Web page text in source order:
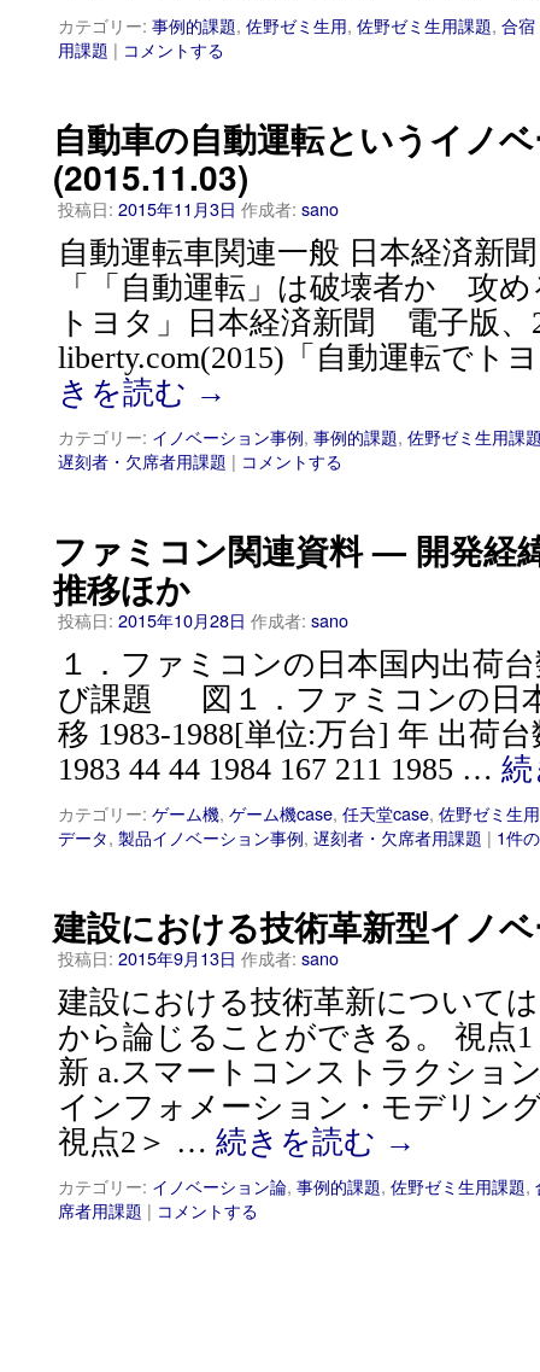
カテゴリー: 事例的課題, 佐野ゼミ生用, 佐野ゼミ生用課題, 合宿
用課題 | コメントする
自動車の自動運転というイノ
(2015.11.03)
投稿日: 2015年11月3日 作成者: sano
自動運転車関連一般 日本経済新
「「自動運転」は破壊者か 攻
トヨタ」日本経済新聞 電子版、
liberty.com(2015)「自動運転で
きを読む →
カテゴリー: イノベーション事例, 事例的課題, 佐野ゼミ生用課
遅刻者・欠席者用課題 | コメントする
ファミコン関連資料 — 開発経
推移ほか
投稿日: 2015年10月28日 作成者: sano
１．ファミコンの日本国内出荷
び課題 図１．ファミコンの日
移 1983-1988[単位:万台] 年 出荷
1983 44 44 1984 167 211 1985 …
カテゴリー: ゲーム機, ゲーム機case, 任天堂case, 佐野ゼミ生
データ, 製品イノベーション事例, 遅刻者・欠席者用課題 | 1件
建設における技術革新型イノ
投稿日: 2015年9月13日 作成者: sano
建設における技術革新について
から論じることができる。 視点
新 a.スマートコンストラクショ
インフォメーション・モデリ
視点2＞ … 続きを読む →
カテゴリー: イノベーション論, 事例的課題, 佐野ゼミ生用課題,
席者用課題 | コメントする